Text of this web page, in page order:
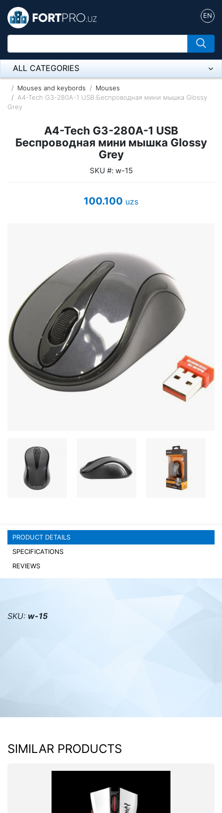
EN
ALL CATEGORIES
Микрофон
Напольные розетки
Оборудование Mikrotik
Пылесос
UPS Uninterruptible Power Supply
Headphones
Mouses and keybords
Cooling systems
Server equipment
Video conferencing
PC components
Mouses and keybords
Mouses
A4-Tech G3-280A-1 USB Беспроводная мини мышка Glossy
Grey
A4-Tech G3-280A-1 USB
Беспроводная мини мышка Glossy
Grey
SKU #: w-15
100.100 uzs
PRODUCT DETAILS
SPECIFICATIONS
REVIEWS
SKU: w-15
SIMILAR PRODUCTS